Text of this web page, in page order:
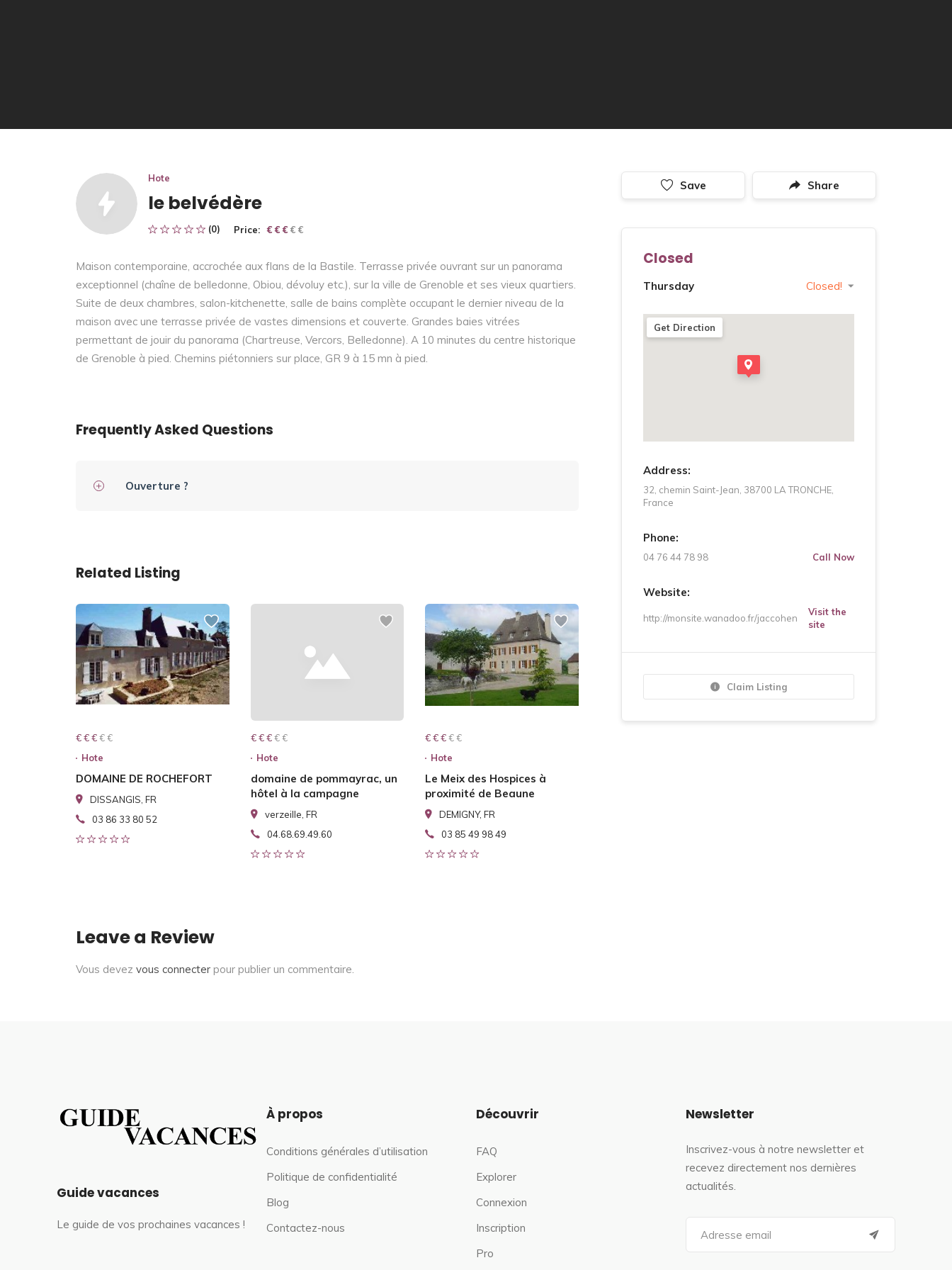
Hote
le belvédère
(0) Price: € € € € €
€ € €
Maison contemporaine, accrochée aux flans de la Bastile. Terrasse privée ouvrant sur un panorama
exceptionnel (chaîne de belledonne, Obiou, dévoluy etc.), sur la ville de Grenoble et ses vieux quartiers.
Suite de deux chambres, salon-kitchenette, salle de bains complète occupant le dernier niveau de la
maison avec une terrasse privée de vastes dimensions et couverte. Grandes baies vitrées
permettant de jouir du panorama (Chartreuse, Vercors, Belledonne). A 10 minutes du centre historique
de Grenoble à pied. Chemins piétonniers sur place, GR 9 à 15 mn à pied.
Frequently Asked Questions
Ouverture ?
Related Listing
€ € € € €
€ € €
Hote
DOMAINE DE ROCHEFORT
DISSANGIS, FR
03 86 33 80 52
€ € € € €
€ € €
Hote
domaine de pommayrac, un
hôtel à la campagne
verzeille, FR
04.68.69.49.60
€ € € € €
€ € €
Hote
Le Meix des Hospices à
proximité de Beaune
DEMIGNY, FR
03 85 49 98 49
Leave a Review
Vous devez vous connecter pour publier un commentaire.
Save Share
Closed
Thursday Closed!
Get Direction
Address:
32, chemin Saint-Jean, 38700 LA TRONCHE,
France
Phone:
04 76 44 78 98 Call Now
Website:
http://monsite.wanadoo.fr/jaccohen
Visit the
site
Claim Listing
Guide vacances
Le guide de vos prochaines vacances !
À propos
Conditions générales d’utilisation
Politique de confidentialité
Blog
Contactez-nous
Découvrir
FAQ
Explorer
Connexion
Inscription
Pro
Newsletter
Inscrivez-vous à notre newsletter et
recevez directement nos dernières
actualités.
a